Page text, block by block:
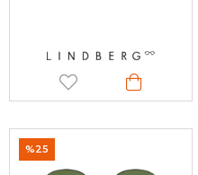
%25